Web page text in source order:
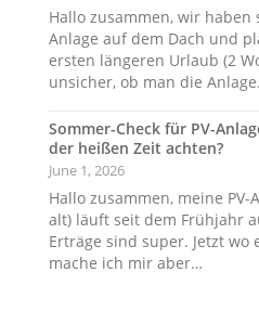
Hallo zusammen, wir haben
Anlage auf dem Dach und
ersten längeren Urlaub (2
unsicher, ob man die
Sommer-Check für PV-
der heißen Zeit achten?
June 1, 2026
Hallo zusammen, meine PV-
alt) läuft seit dem Frühjahr
Erträge sind super. Jetzt
mache ich mir aber…